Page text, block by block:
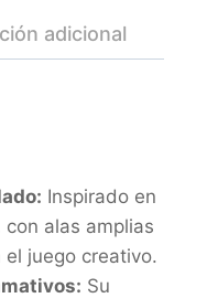
adicional
Inspirado en
alas amplias
juego creativo.
Su